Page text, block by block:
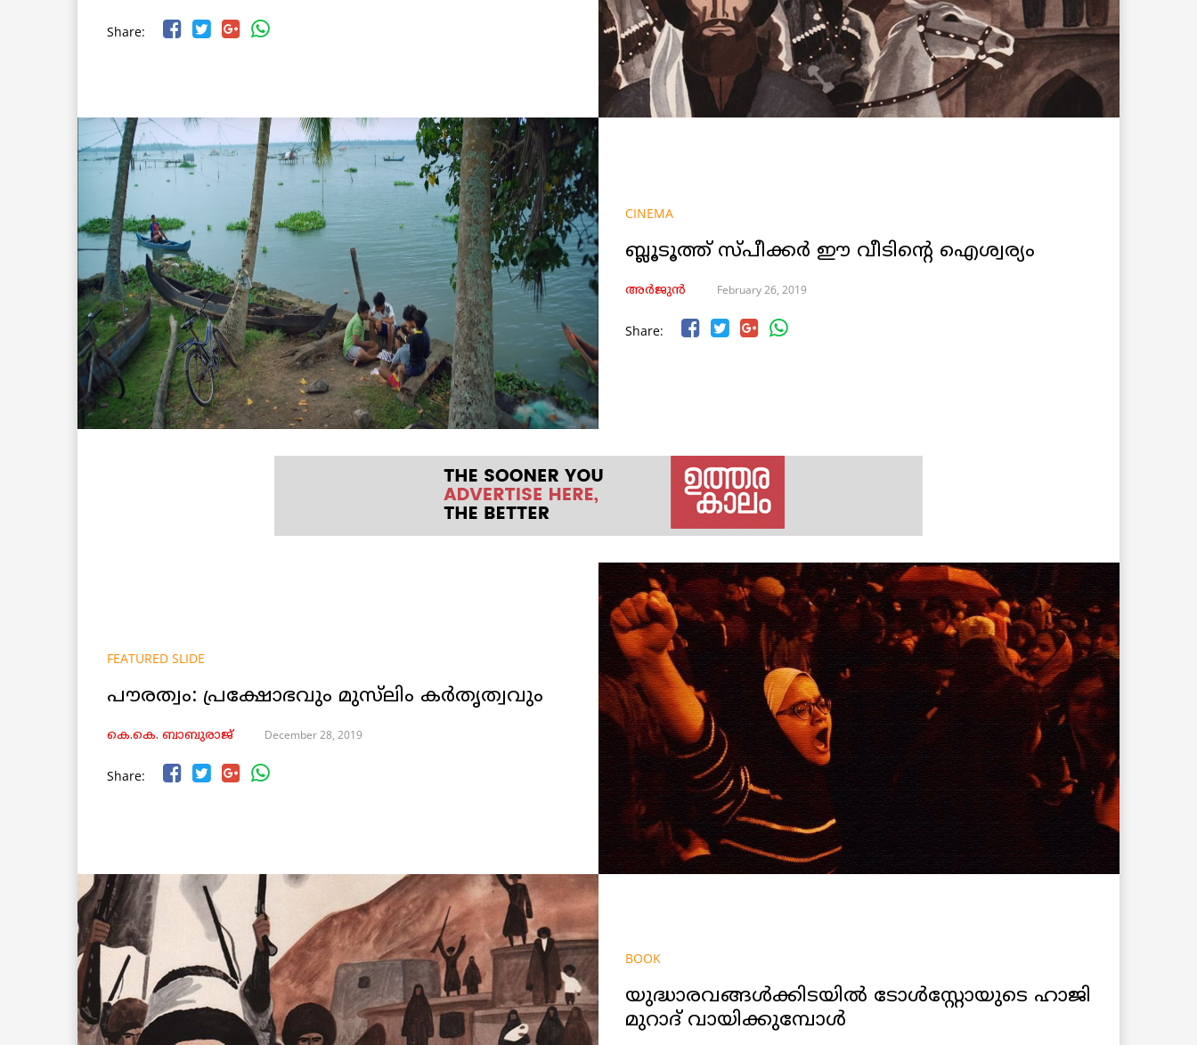
Share:
CINEMA
ബ്ലൂടൂത്ത് സ്പീക്കർ ഈ വീടിന്റെ ഐശ്വര്യം
അർജുൻ February 26, 2019
Share:
FEATURED SLIDE
പൗരത്വം: പ്രക്ഷോഭവും മുസ്‌ലിം കർതൃത്വവും
കെ.കെ. ബാബുരാജ്‌ December 28, 2019
Share:
BOOK
യുദ്ധാരവങ്ങൾക്കിടയിൽ ടോൾസ്റ്റോയുടെ ഹാജി
മുറാദ് വായിക്കുമ്പോൾ